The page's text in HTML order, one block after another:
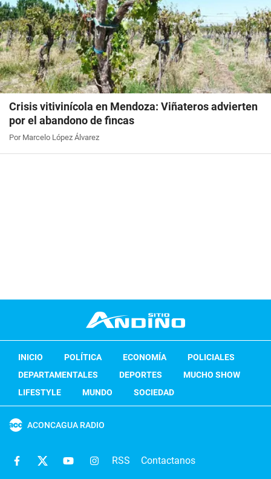
Crisis vitivinícola en Mendoza: Viñateros advierten
por el abandono de fincas
Por Marcelo López Álvarez
INICIO POLÍTICA ECONOMÍA
POLICIALES
DEPARTAMENTALES
DEPORTES
MUCHO SHOW
LIFESTYLE
MUNDO SOCIEDAD
ACONCAGUA RADIO
RSS Contactanos